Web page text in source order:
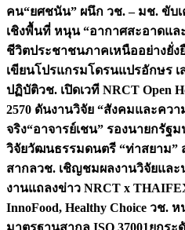
คน“ยศชนัน” ผนึก วช. – มช. ขับ
เชิงพื้นที่ หนุน “อากาศสะอาดแ
ชีวิตประชาชนภาคเหนืออย่างยั่ง
เขียนโปรแกรมโดรนแปรอักษร
ปฏิบัติวช. เปิดเวที NRCT Open
2570 ดันงานวิจัย “สังคมและคว
จริง“อาจารย์เชน” รองนายกรัฐ
วิจัยวัฒนธรรมดนตรี “ท่าสยาม
สากลวช. เชิญชมผลงานวิจัยแล
งานแถลงข่าว NRCT x
InnoFood, Healthy Choice วช. ห
มาตรฐานสากล ISO 37001ยกร